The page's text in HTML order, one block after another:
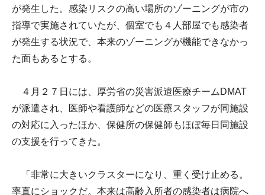
が発生した。感染リスクの高い場所のゾーニングが市の
指導で実施されていたが、個室でも４人部屋でも感染者
が発生する状況で、本来のゾーニングが機能できなかっ
た面もあるとする。
４月２７日には、厚労省の災害派遣医療チームDMAT
が派遣され、医師や看護師などの医療スタッフが同施設
の対応に入ったほか、保健所の保健師もほぼ毎日同施設
の支援を行ってきた。
「非常に大きいクラスターになり、重く受け止める。
率直にショックだ。本来は高齢入所者の感染者は病院へ